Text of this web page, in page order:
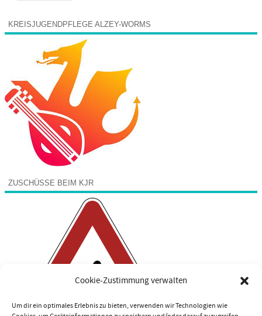
Cookie-Zustimmung verwalten
Um dir ein optimales Erlebnis zu bieten, verwenden wir Technologien wie
KREISJUGENDPFLEGE ALZEY-WORMS
ZUSCHÜSSE BEIM KJR